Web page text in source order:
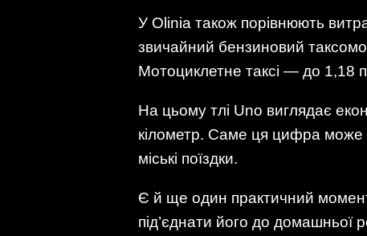
У Olinia також порівнюють
звичайний бензиновий
Мотоциклетне таксі — до 1,18
На цьому тлі Uno виглядає
кілометр. Саме ця цифра може
міські поїздки.
Є й ще один практичний
під’єднати його до домашньої